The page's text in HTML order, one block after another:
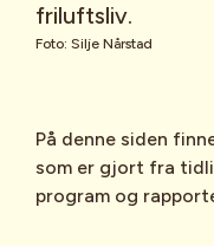
friluftsliv.
Foto: Silje Nårstad
På denne siden
som er gjort fra
program og